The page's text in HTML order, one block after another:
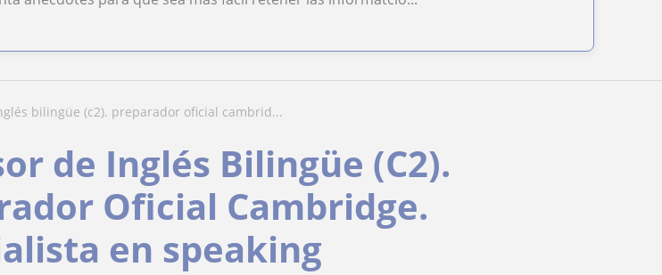
bilingüe (c2). preparador oficial cambrid...
de Inglés Bilingüe (C2).
Oficial Cambridge.
en speaking